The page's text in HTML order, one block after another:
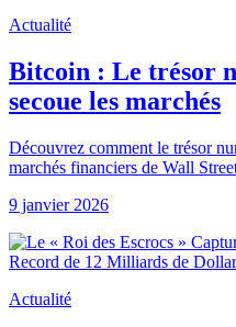
Actualité
Bitcoin : Le trésor
secoue les marchés
Découvrez comment le trésor
marchés financiers de Wall
9 janvier 2026
Actualité